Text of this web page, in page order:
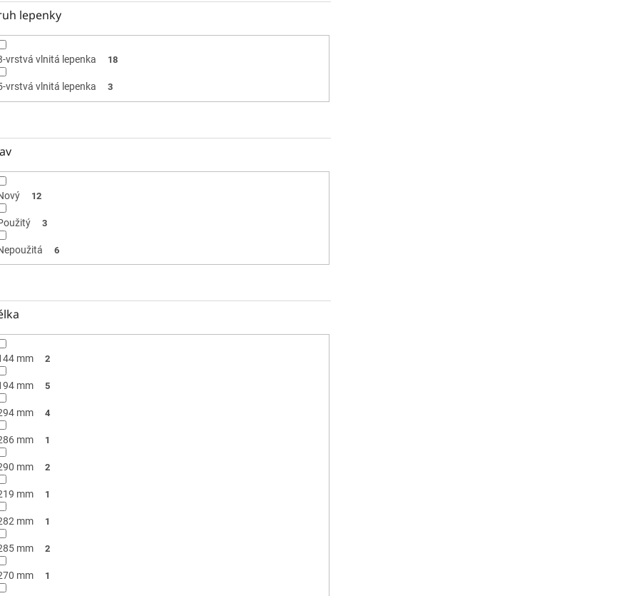
lepenky
vrstvá vlnitá lepenka 18
vrstvá vlnitá lepenka 3
12
3
6
mm 2
mm 5
mm 4
mm 1
mm 2
mm 1
mm 1
mm 2
mm 1